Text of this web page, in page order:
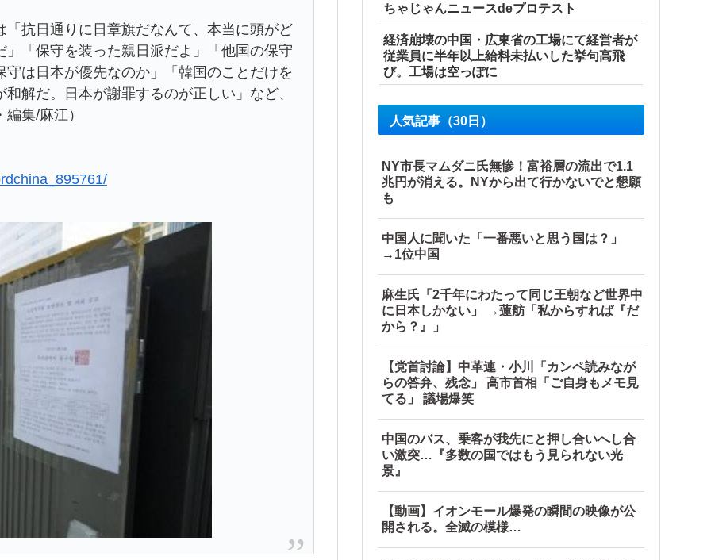
抗日通りに日章旗だなんて、本当に頭がど
「保守を装った親日派だよ」「他国の保守
は日本が優先なのか」「韓国のことだけを
解だ。日本が謝罪するのが正しい」など、
集/麻江）
ちゃじゃんニュースdeプロテスト
経済崩壊の中国・広東省の工場にて経営者が
従業員に半年以上給料未払いした挙句高飛
び。工場は空っぽに
人気記事（30日）
NY市長マムダニ氏無惨！富裕層の流出で1.1
兆円が消える。NYから出て行かないでと懇願
も
中国人に聞いた「一番悪いと思う国は？」
→1位中国
麻生氏「2千年にわたって同じ王朝など世界中
に日本しかない」 →蓮舫「私からすれば『だ
から？』」
【党首討論】中革連・小川「カンペ読みなが
らの答弁、残念」 高市首相「ご自身もメモ見
てる」 議場爆笑
中国のバス、乗客が我先にと押し合いへし合
い激突…『多数の国ではもう見られない光
景』
【動画】イオンモール爆発の瞬間の映像が公
開される。全滅の模様…